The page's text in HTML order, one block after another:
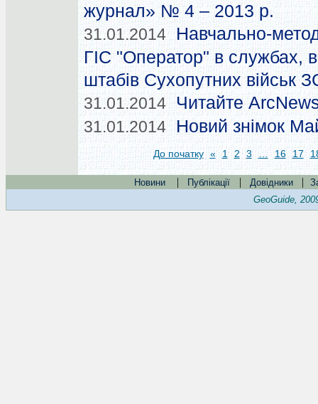
журнал» № 4 – 2013 р.
31.01.2014
Навчально-
ГІС "Оператор" в службах,
штабів Сухопутних військ
31.01.2014 Читайте
31.01.2014 Новий знімок
До початку « 1 2 3 16 17
Новини | Публікації | Довідники |
GeoGuide,